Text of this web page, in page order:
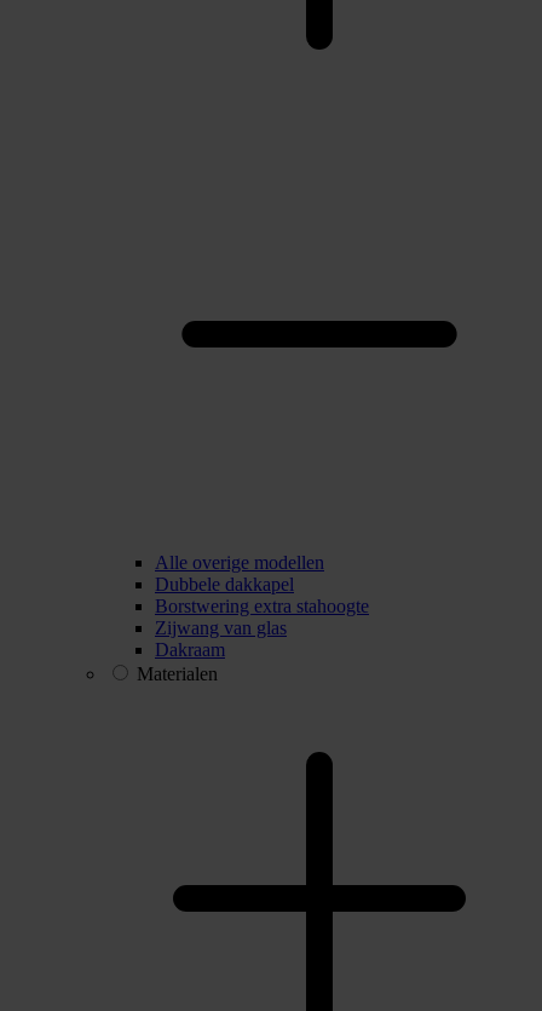
Alle overige modellen
Dubbele dakkapel
Borstwering extra stahoogte
Zijwang van glas
Dakraam
Materialen